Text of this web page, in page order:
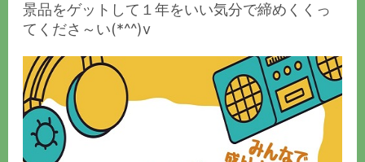
景品をゲットして１年をいい気分で締めくくっ
てくださ～い(*^^)v